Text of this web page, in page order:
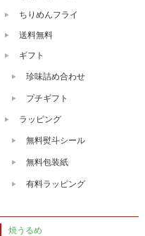
ちりめんフライ
送料無料
ギフト
珍味詰め合わせ
プチギフト
ラッピング
無料熨斗シール
無料包装紙
有料ラッピング
焼うるめ